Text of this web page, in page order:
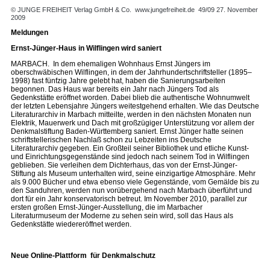
© JUNGE FREIHEIT Verlag GmbH & Co. www.jungefreiheit.de 49/09 27. November
2009
Meldungen
Ernst-Jünger-Haus in Wilflingen wird saniert
MARBACH. In dem ehemaligen Wohnhaus Ernst Jüngers im
oberschwäbischen Wilflingen, in dem der Jahrhundertschriftsteller (1895–
1998) fast fünfzig Jahre gelebt hat, haben die Sanierungsarbeiten
begonnen. Das Haus war bereits ein Jahr nach Jüngers Tod als
Gedenkstätte eröffnet worden. Dabei blieb die authentische Wohnumwelt
der letzten Lebensjahre Jüngers weitestgehend erhalten. Wie das Deutsche
Literaturarchiv in Marbach mitteilte, werden in den nächsten Monaten nun
Elektrik, Mauerwerk und Dach mit großzügiger Unterstützung vor allem der
Denkmalstiftung Baden-Württemberg saniert. Ernst Jünger hatte seinen
schriftstellerischen Nachlaß schon zu Lebzeiten ins Deutsche
Literaturarchiv gegeben. Ein Großteil seiner Bibliothek und etliche Kunst-
und Einrichtungsgegenstände sind jedoch nach seinem Tod in Wilflingen
geblieben. Sie verleihen dem Dichterhaus, das von der Ernst-Jünger-
Stiftung als Museum unterhalten wird, seine einzigartige Atmosphäre. Mehr
als 9.000 Bücher und etwa ebenso viele Gegenstände, vom Gemälde bis zu
den Sanduhren, werden nun vorübergehend nach Marbach überführt und
dort für ein Jahr konservatorisch betreut. Im November 2010, parallel zur
ersten großen Ernst-Jünger-Ausstellung, die im Marbacher
Literaturmuseum der Moderne zu sehen sein wird, soll das Haus als
Gedenkstätte wiedereröffnet werden.
Neue Online-Plattform für Denkmalschutz